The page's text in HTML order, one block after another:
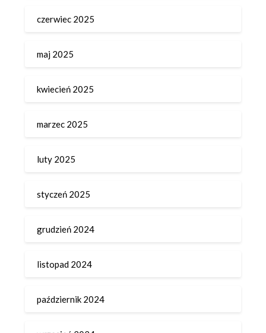
czerwiec 2025
maj 2025
kwiecień 2025
marzec 2025
luty 2025
styczeń 2025
grudzień 2024
listopad 2024
październik 2024